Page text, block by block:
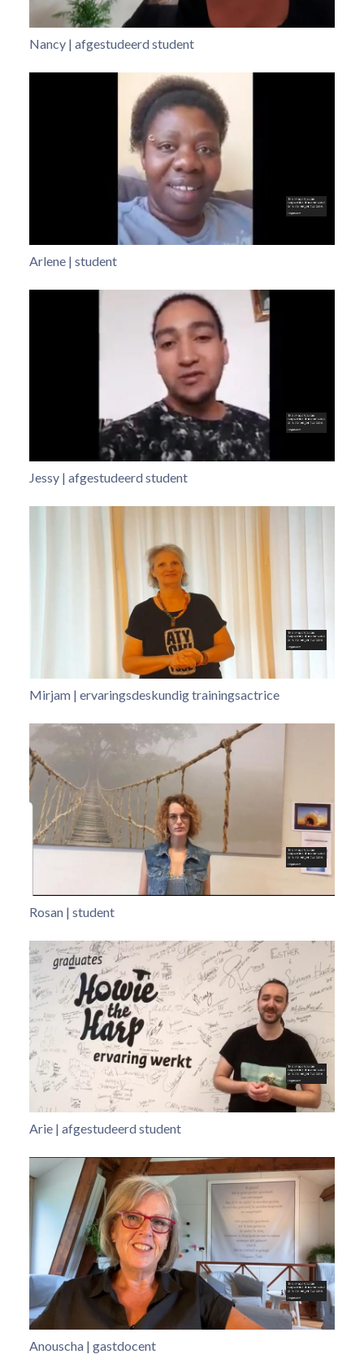
Nancy | afgestudeerd student
Arlene | student
Jessy | afgestudeerd student
Mirjam | ervaringsdeskundig trainingsactrice
Rosan | student
Arie | afgestudeerd student
Anouscha | gastdocent